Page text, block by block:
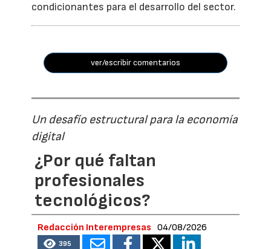
condicionantes para el desarrollo del sector.
ver/escribir comentarios
Un desafío estructural para la economía
digital
¿Por qué faltan
profesionales
tecnológicos?
Redacción Interempresas 04/08/2026
395